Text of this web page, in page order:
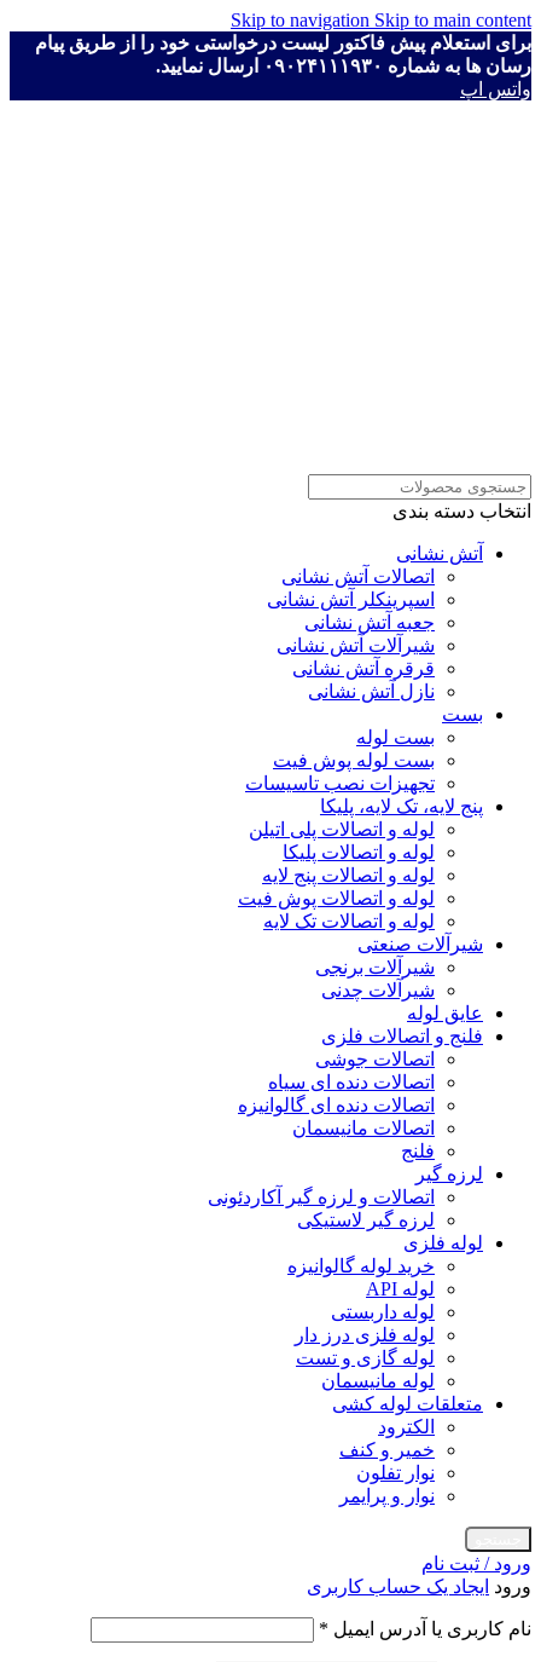
Skip to navigation Skip to main content
برای استعلام پیش فاکتور لیست درخواستی خود را از طریق پیام
رسان ها به شماره ۰۹۰۲۴۱۱۱۹۳۰ ارسال نمایید.
واتس اپ
انتخاب دسته بندی
آتش نشانی
اتصالات آتش نشانی
اسپرینکلر آتش نشانی
جعبه آتش نشانی
شیرآلات آتش نشانی
قرقره آتش نشانی
نازل آتش نشانی
بست
بست لوله
بست لوله پوش فیت
تجهیزات نصب تاسیسات
پنج لایه، تک لایه، پلیکا
لوله و اتصالات پلی اتیلن
لوله و اتصالات پلیکا
لوله و اتصالات پنج لایه
لوله و اتصالات پوش فیت
لوله و اتصالات تک لایه
شیرآلات صنعتی
شیرآلات برنجی
شیرآلات چدنی
عایق لوله
فلنج و اتصالات فلزی
اتصالات جوشی
اتصالات دنده ای سیاه
اتصالات دنده ای گالوانیزه
اتصالات مانیسمان
فلنج
لرزه گیر
اتصالات و لرزه گیر آکاردئونی
لرزه گیر لاستیکی
لوله فلزی
خرید لوله گالوانیزه
لوله API
لوله داربستی
لوله فلزی درز دار
لوله گازی و تست
لوله مانیسمان
متعلقات لوله کشی
الکترود
خمیر و کنف
نوار تفلون
نوار و پرایمر
ورود / ثبت نام
ورود ایجاد یک حساب کاربری
نام کاربری یا آدرس ایمیل *